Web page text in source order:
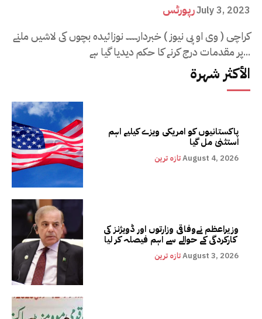
رپورٹسJuly 3, 2023
کراچی ( وی او پی نیوز ) خبردار۔۔۔۔ نوزائیدہ بچوں کی لاشیں ملنے
پر مقدمات درج کرنے کا حکم دیدیا گیا ہے...
الأكثر شهرة
پاکستانیوں کو امریکی ویزے کیلیے اہم
استثنیٰ مل گیا
تازہ ترینAugust 4, 2026
وزیراعظم نےوفاقی وزارتوں اور ڈویژنز کی
کارکردگی کے حوالے سے اہم فیصلہ کر لیا
تازہ ترینAugust 3, 2026